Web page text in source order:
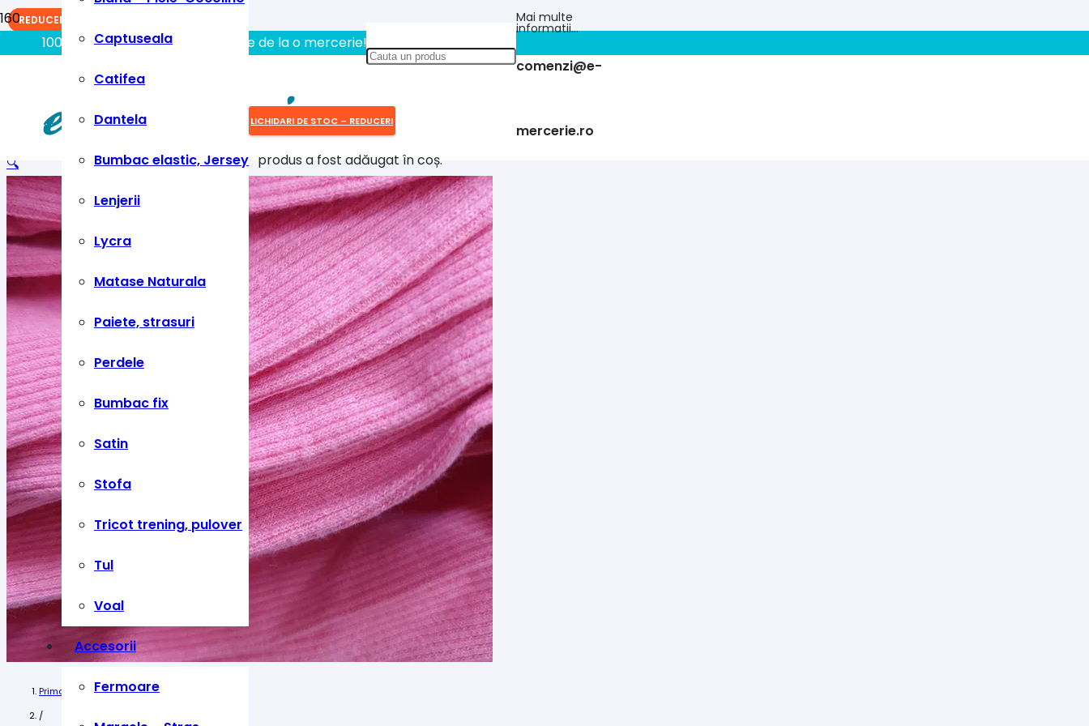
100% aici gasiti tot ce aveti nevoie de la o mercerie!!
Mai multe
informatii…
comenzi@e-
mercerie.ro
Captuseala
Catifea
Dantela
Bumbac elastic, Jersey
Lenjerii
Lycra
Matase Naturala
Paiete, strasuri
Perdele
Bumbac fix
Satin
Stofa
Tricot trening, pulover
Tul
Voal
Accesorii
Fermoare
LICHIDARI DE STOC – REDUCERI
produsa fost adăugat în coș.
🔍
Prima pagină
/
REDUCERI!
REDUCERI!
REDUCERI!